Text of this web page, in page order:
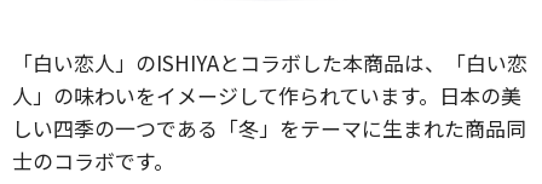
「白い恋人」のISHIYAとコラボした本商品は、「白い恋
人」の味わいをイメージして作られています。日本の美
しい四季の一つである「冬」をテーマに生まれた商品同
士のコラボです。